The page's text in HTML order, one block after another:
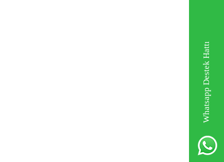
Whatsapp Destek Hattı